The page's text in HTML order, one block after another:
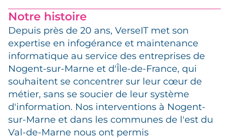
Notre histoire
Depuis près de 20 ans, VerseIT met son
expertise en infogérance et maintenance
informatique au service des entreprises de
Nogent-sur-Marne et d'Île-de-France, qui
souhaitent se concentrer sur leur cœur de
métier, sans se soucier de leur système
d'information. Nos interventions à Nogent-
sur-Marne et dans les communes de l'est du
Val-de-Marne nous ont permis